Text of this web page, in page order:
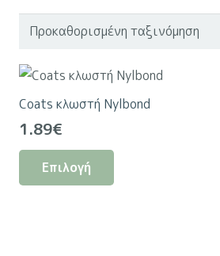
Coats κλωστή Nylbond
1.89€
Επιλογή